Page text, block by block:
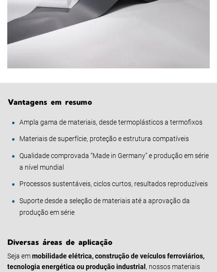
Vantagens em resumo
Ampla gama de materiais, desde termoplásticos a termofixos
Materiais de superfície, proteção e estrutura compatíveis
Qualidade comprovada “Made in Germany” e produção em série
a nível mundial
Processos sustentáveis, ciclos curtos, resultados reproduzíveis
Suporte desde a seleção de materiais até a aprovação da
produção em série
Diversas áreas de aplicação
Seja emmobilidade elétrica, construção de veículos ferroviários,
tecnologia energética ou produção industrial, nossos materiais